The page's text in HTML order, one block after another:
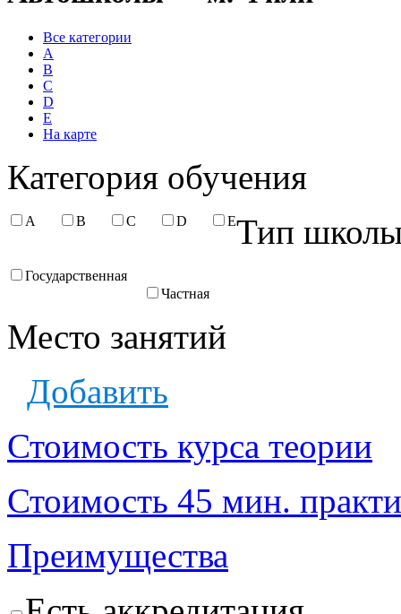
Все категории
A
B
C
D
E
На карте
Категория обучения
A B C D EТип
Государственная
Частная
Место занятий
Добавить
Стоимость курса теории
Стоимость 45 мин.
Преимущества